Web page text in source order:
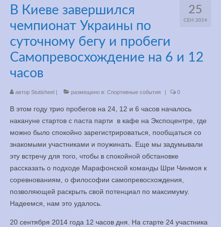
Новости
Популярное
Тренируйся как ПРО!
Консультации
Медитация
YouTube
Книги
Менеджмент
Контакт
25
СЕН 2014
В Киеве завершился
чемпионат Украины по
суточному бегу и пробеги
Самопревосхождение на 6 и 12
часов
автор Stutisheel | размещено в: Спортивные события | 0
В этом году трио пробегов на 24, 12 и 6 часов началось
накануне стартов с паста парти в кафе на Экспоцентре, где
можно было спокойно зарегистрироваться, пообщаться со
знакомыми участниками и поужинать. Еще мы задумывали
эту встречу для того, чтобы в спокойной обстановке
рассказать о подходе Марафонской команды Шри Чинмоя к
соревнованиям, о философии самопревосхождения,
позволяющей раскрыть свой потенциал по максимуму.
Надеемся, нам это удалось.
20 сентября 2014 года 12 часов дня. На старте 24 участника